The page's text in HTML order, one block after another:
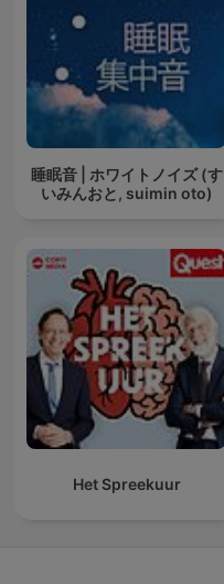
睡眠音 | ホワイトノイズ (す
いみんおと, suimin oto)
Het Spreekuur